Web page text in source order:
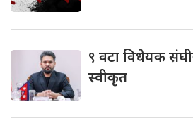
९ वटा विधेयक
स्वीकृत